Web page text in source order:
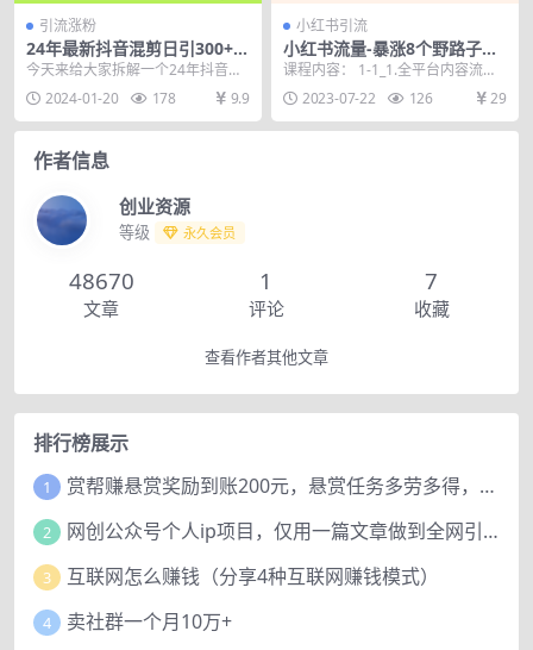
引流涨粉
24年最新抖音混剪日引300+创
业粉“割韭菜”单月变现十万+实
今天来给大家拆解一个24年抖音搬
运引流创业粉的最新教程，之前抖
音项目拆解视频被限...
2024-01-20 178 9.9
小红书引流
小红书流量-暴涨8个野路子玩
法：小红书新人快速流量破局
课程内容： 1-1_1.全平台内容流量
获取的底层逻辑.mp4 1-2_2.如何
通...2023-07-22 126 29
作者信息
创业资源
等级 永久会员
48670
文章
1
评论
7
收藏
查看作者其他文章
排行榜展示
1 赏帮赚悬赏奖励到账200元，悬赏任务多劳多得，人人可做。
2 网创公众号个人ip项目，仅用一篇文章做到全网引流！
3 互联网怎么赚钱（分享4种互联网赚钱模式）
4 卖社群一个月10万+